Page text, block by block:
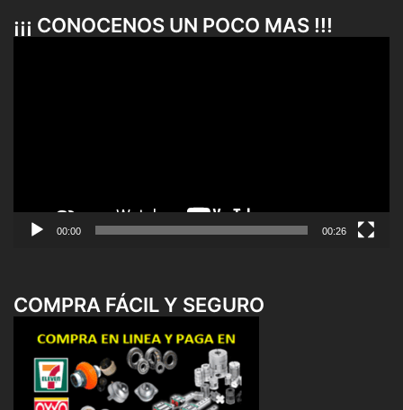
¡¡¡ CONOCENOS UN POCO MAS !!!
00:00 00:26
COMPRA FÁCIL Y SEGURO